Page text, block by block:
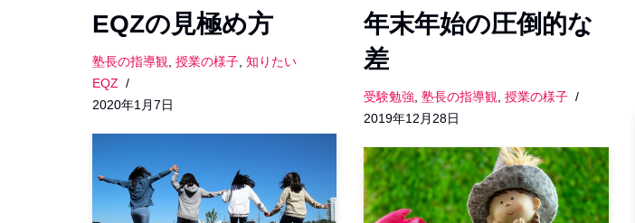
EQZの見極め方
塾長の指導観, 授業の様子, 知りたい
EQZ
2020年1月7日
年末年始の圧倒的な
差
受験勉強,塾長の指導観,授業の様子
2019年12月28日